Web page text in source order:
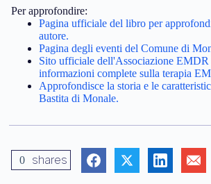
Per approfondire:
Pagina ufficiale del libro per
autore.
Pagina degli eventi del Comune di
Sito ufficiale dell'Associazione
informazioni complete sulla terapia
Approfondisce la storia e le
Bastita di Monale.
0 shares